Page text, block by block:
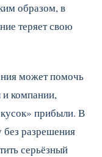
образом, в
теряет свою
может помочь
и компании,
прибыли. В
без разрешения
серьёзный